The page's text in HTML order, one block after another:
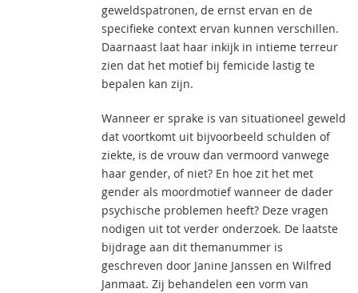
geweldspatronen, de ernst ervan en de
specifieke context ervan kunnen verschillen.
Daarnaast laat haar inkijk in intieme terreur
zien dat het motief bij femicide lastig te
bepalen kan zijn.
Wanneer er sprake is van situationeel geweld
dat voortkomt uit bijvoorbeeld schulden of
ziekte, is de vrouw dan vermoord vanwege
haar gender, of niet? En hoe zit het met
gender als moordmotief wanneer de dader
psychische problemen heeft? Deze vragen
nodigen uit tot verder onderzoek. De laatste
bijdrage aan dit themanummer is
geschreven door Janine Janssen en Wilfred
Janmaat. Zij behandelen een vorm van